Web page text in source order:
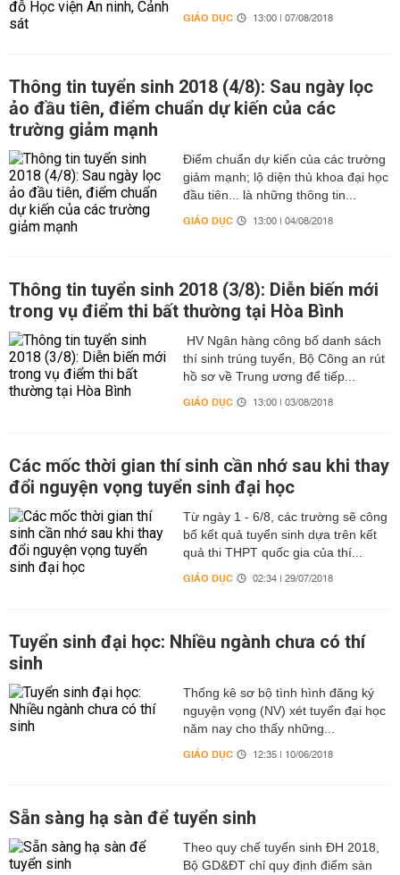
GIÁO DỤC 13:00 | 07/08/2018
Thông tin tuyển sinh 2018 (4/8): Sau ngày lọc
ảo đầu tiên, điểm chuẩn dự kiến của các
trường giảm mạnh
Điểm chuẩn dự kiến của các trường
giảm mạnh; lộ diện thủ khoa đại học
đầu tiên... là những thông tin...
GIÁO DỤC 13:00 | 04/08/2018
Thông tin tuyển sinh 2018 (3/8): Diễn biến mới
trong vụ điểm thi bất thường tại Hòa Bình
HV Ngân hàng công bố danh sách
thí sinh trúng tuyển, Bộ Công an rút
hồ sơ về Trung ương để tiếp...
GIÁO DỤC 13:00 | 03/08/2018
Các mốc thời gian thí sinh cần nhớ sau khi thay
đổi nguyện vọng tuyển sinh đại học
Từ ngày 1 - 6/8, các trường sẽ công
bố kết quả tuyển sinh dựa trên kết
quả thi THPT quốc gia của thí...
GIÁO DỤC 02:34 | 29/07/2018
Tuyển sinh đại học: Nhiều ngành chưa có thí
sinh
Thống kê sơ bộ tình hình đăng ký
nguyện vọng (NV) xét tuyển đại học
năm nay cho thấy những...
GIÁO DỤC 12:35 | 10/06/2018
Sẵn sàng hạ sàn để tuyển sinh
Theo quy chế tuyển sinh ĐH 2018,
Bộ GD&ĐT chỉ quy định điểm sàn